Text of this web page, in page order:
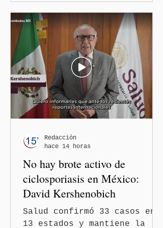
Bojalil y Elvia Graciela
"Grace" Palomares Ramírez,
al considerar que los
comentarios que emitieron
en el podcast "DesCasadas"
contra las personas adultas
mayores no pueden
justificarse como una
simple opinión o una broma.
No hay brote activo de
ciclosporiasis en México:
David Kershenobich
Salud confirmó 33 casos en
13 estados y mantiene la
Redacción
hace 14 horas